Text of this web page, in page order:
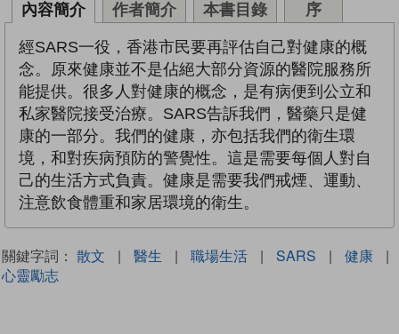
內容簡介 作者簡介 本書目錄 序
經SARS一役，香港市民要再評估自己對健康的概
念。原來健康並不是佔絕大部分資源的醫院服務所
能提供。很多人對健康的概念，是有病便到公立和
私家醫院接受治療。SARS告訴我們，醫藥只是健
康的一部分。我們的健康，亦包括我們的衛生環
境，和對疾病預防的警覺性。這是需要每個人對自
己的生活方式負責。健康是需要我們戒煙、運動、
注意飲食體重和家居環境的衛生。
關鍵字詞： 散文 | 醫生 | 職場生活 | SARS | 健康
|
心靈勵志